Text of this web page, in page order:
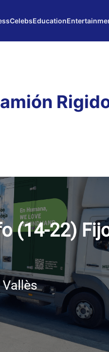
CelebsEducation